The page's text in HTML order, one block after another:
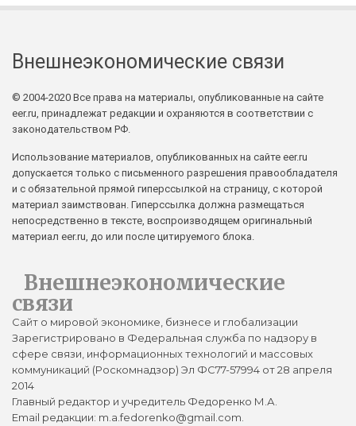
Внешнеэкономические связи
© 2004-2020 Все права на материалы, опубликованные на сайте
eer.ru, принадлежат редакции и охраняются в соответствии с
законодательством РФ.
Использование материалов, опубликованных на сайте eer.ru
допускается только с письменного разрешения правообладателя
и с обязательной прямой гиперссылкой на страницу, с которой
материал заимствован. Гиперссылка должна размещаться
непосредственно в тексте, воспроизводящем оригинальный
материал eer.ru, до или после цитируемого блока.
Внешнеэкономические
связи
Сайт о мировой экономике, бизнесе и глобализации
Зарегистрировано в Федеральная служба по надзору в
сфере связи, информационных технологий и массовых
коммуникаций (Роскомнадзор) Эл ФС77-57994 от 28 апреля
2014
Главный редактор и учредитель Федоренко М.А.
Email редакции: m.a.fedorenko@gmail.com.